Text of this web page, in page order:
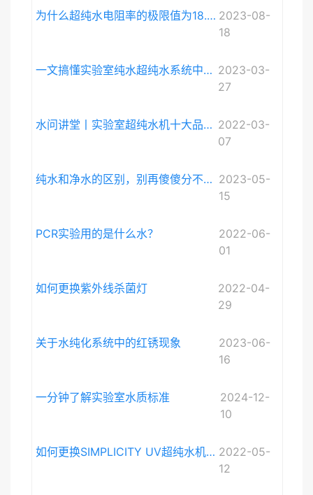
为什么超纯水电阻率的极限值为18.248MΩ·cm而不是无限大？ 2023-08-
18
一文搞懂实验室纯水超纯水系统中电导率与电阻率的关系 2023-03-
27
水问讲堂丨实验室超纯水机十大品牌排序和详细介绍 2022-03-
07
纯水和净水的区别，别再傻傻分不清啦。 2023-05-
15
PCR实验用的是什么水？
2022-06-
01
如何更换紫外线杀菌灯
2022-04-
29
关于水纯化系统中的红锈现象
2023-06-
16
一分钟了解实验室水质标准
2024-12-
10
如何更换SIMPLICITY UV超纯水机紫外灯 2022-05-
12